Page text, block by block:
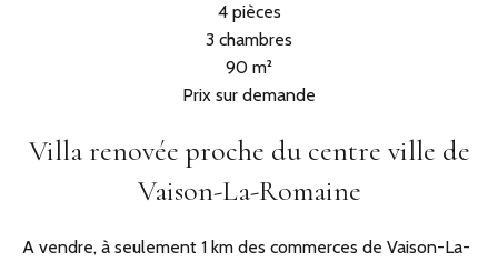
4 pièces
3 chambres
90 m²
Prix sur demande
Villa renovée proche du centre ville de
Vaison-La-Romaine
A vendre, à seulement 1 km des commerces de Vaison-La-